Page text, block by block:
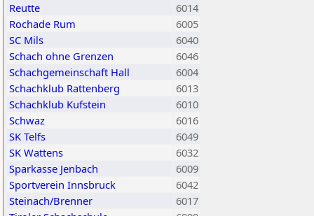
Reutte
6014
Rochade Rum
6005
SC Mils
6040
Schach ohne Grenzen
6046
Schachgemeinschaft Hall
6004
Schachklub Rattenberg
6013
Schachklub Kufstein
6010
Schwaz
6016
SK Telfs
6049
SK Wattens
6032
Sparkasse Jenbach
6009
Sportverein Innsbruck
6042
Steinach/Brenner
6017